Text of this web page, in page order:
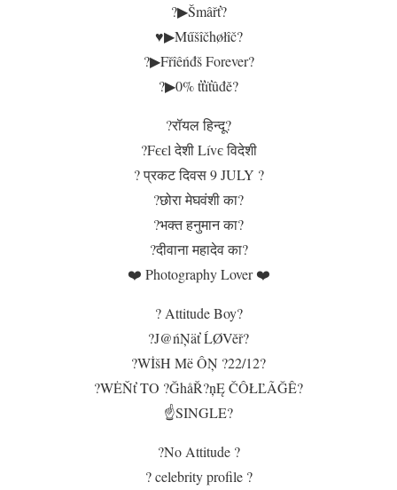
?▶Šmâřť?
♥️▶Műšîčhøłîč?
?▶Fřîêńđš Forever?
?▶0% ťťïťûđĕ?
?रॉयल हिन्दू?
?Fєєl देशी Lívє विदेशी
? प्रकट दिवस 9 JULY ?
?छोरा मेघवंशी का?
?भक्त हनुमान का?
?दीवाना महादेव का?
❤️ Photography Lover ❤️
? Attitude Boy?
?J@ńŅäť ĹØVĕř?
?WİšH Më ÔŅ ?22/12?
?WĖŇť TO ?ĞhåŘ?ņĘ ČÔŁĽÃĞÊ?
☝️SINGLE?
?No Attitude ?
? celebrity profile ?